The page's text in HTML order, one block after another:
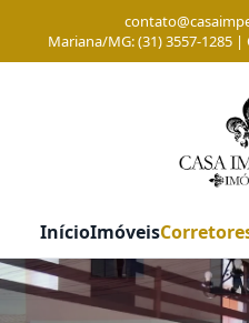
Mariana/MG: (31) 3557-1285
InícioImóveis